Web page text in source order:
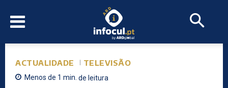
ACTUALIDADE TELEVISÃO
Menos de 1 min. de leitura